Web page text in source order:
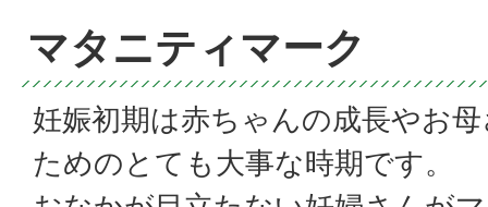
マタニティマーク
妊娠初期は赤ちゃんの成長やお
ためのとても大事な時期です。